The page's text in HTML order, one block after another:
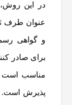
در این
عنوان طرف
برای صادر
مناسب است
پذیرش است.